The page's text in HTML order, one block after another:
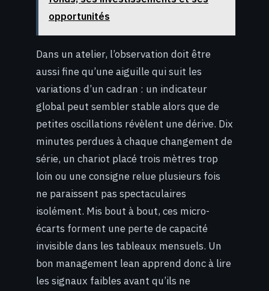
opportunités
Dans un atelier, l’observation doit être
aussi fine qu’une aiguille qui suit les
variations d’un cadran : un indicateur
global peut sembler stable alors que de
petites oscillations révèlent une dérive. Dix
minutes perdues à chaque changement de
série, un chariot placé trois mètres trop
loin ou une consigne relue plusieurs fois
ne paraissent pas spectaculaires
isolément. Mis bout à bout, ces micro-
écarts forment une perte de capacité
invisible dans les tableaux mensuels. Un
bon management lean apprend donc à lire
les signaux faibles avant qu’ils ne